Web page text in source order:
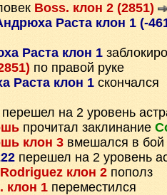
Boss. клон 2 (2851)
Раста клон 1 (-
Раста клон 1
по правой руке
Раста клон 1 скончался
перешел на 2 уровень
прочитал заклинание
клон 3 вмешался в бой
перешел на 2 уровень
клон 2 пополз
клон 1 переместился